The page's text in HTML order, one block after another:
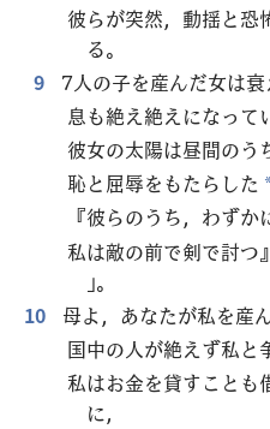
彼らが突然，動揺と恐
る。
9
7人の子を産んだ女は衰
息も絶え絶えになって
彼女の太陽は昼間のう
恥と屈辱をもたらした
『彼らのうち，わずか
私は敵の前で剣で討つ
」。
10
母よ，あなたが私を産
国中の人が絶えず私と
私はお金を貸すことも
に，